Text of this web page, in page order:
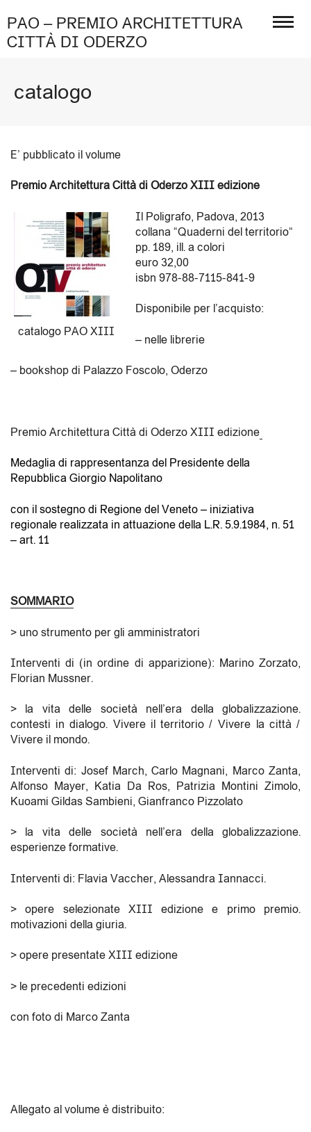
PAO – PREMIO ARCHITETTURA
CITTÀ DI ODERZO
catalogo
E’ pubblicato il volume
Premio Architettura Città di Oderzo XIII edizione
catalogo PAO XIII
Il Poligrafo, Padova, 2013
collana “Quaderni del territorio”
pp. 189, ill. a colori
euro 32,00
isbn 978-88-7115-841-9
Disponibile per l’acquisto:
– nelle librerie
– bookshop di Palazzo Foscolo, Oderzo
Premio Architettura Città di Oderzo XIII edizione
Medaglia di rappresentanza del Presidente della
Repubblica Giorgio Napolitano
con il sostegno di Regione del Veneto – iniziativa
regionale realizzata in attuazione della L.R. 5.9.1984, n. 51
– art. 11
SOMMARIO
> uno strumento per gli amministratori
Interventi di (in ordine di apparizione): Marino Zorzato,
Florian Mussner.
> la vita delle società nell’era della globalizzazione.
contesti in dialogo. Vivere il territorio / Vivere la città /
Vivere il mondo.
Interventi di: Josef March, Carlo Magnani, Marco Zanta,
Alfonso Mayer, Katia Da Ros, Patrizia Montini Zimolo,
Kuoami Gildas Sambieni, Gianfranco Pizzolato
> la vita delle società nell’era della globalizzazione.
esperienze formative.
Interventi di: Flavia Vaccher, Alessandra Iannacci.
> opere selezionate XIII edizione e primo premio.
motivazioni della giuria.
> opere presentate XIII edizione
> le precedenti edizioni
con foto di Marco Zanta
Allegato al volume è distribuito: